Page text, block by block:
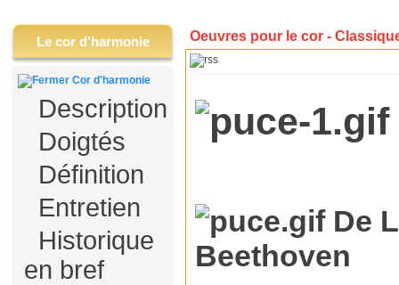
Le cor d'harmonie
Cor d'harmonie
Description
Doigtés
Définition
Entretien
Historique
en bref
Oeuvres pour le cor -
De
Beethoven